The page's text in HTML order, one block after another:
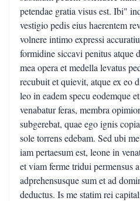
petendae gratia visus est. Ibi"
vestigio pedis eius haerentem
volnere intimo expressi
formidine siccavi penitus atque
mea opera et medella levatus
recubuit et quievit, atque ex eo
leo in eadem specu eodemque
venabatur feras, membra
subgerebat, quae ego ignis
sole torrens edebam. Sed ubi
iam pertaesum est, leone in
et viam ferme tridui permensus
adprehensusque sum et ad
deductus. Is me statim rei